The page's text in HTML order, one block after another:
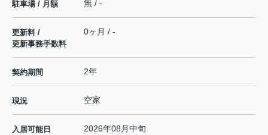
駐車場 / 月額 無 / -
更新料 /
更新事務手数料
0ヶ月 / -
契約期間 2年
現況 空家
入居可能日 2026年08月中旬